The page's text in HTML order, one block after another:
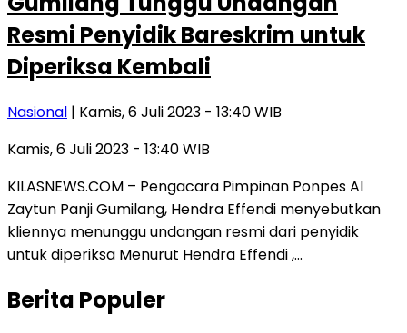
Resmi Penyidik Bareskrim untuk
Diperiksa Kembali
Nasional | Kamis, 6 Juli 2023 - 13:40 WIB
Kamis, 6 Juli 2023 - 13:40 WIB
KILASNEWS.COM – Pengacara Pimpinan Ponpes Al
Zaytun Panji Gumilang, Hendra Effendi menyebutkan
kliennya menunggu undangan resmi dari penyidik
untuk diperiksa Menurut Hendra Effendi ,…
Berita Populer